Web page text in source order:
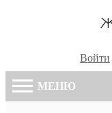
Войти
МЕНЮ